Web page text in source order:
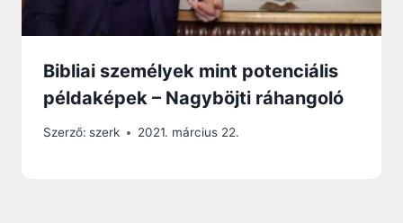
Bibliai személyek mint potenciális
példaképek – Nagyböjti ráhangoló
Szerző: szerk 2021. március 22.